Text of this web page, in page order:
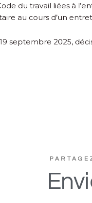
du travail liées à
au cours d’un
septembre 2025,